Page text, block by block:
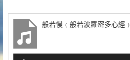
般若慢﹙般若波羅密多心經﹚